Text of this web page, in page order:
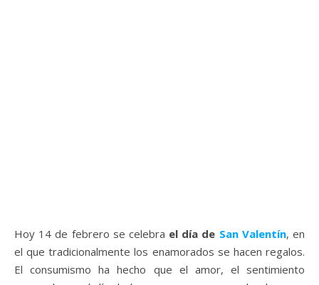
Hoy 14 de febrero se celebra el día de San Valentín, en
el que tradicionalmente los enamorados se hacen regalos.
El consumismo ha hecho que el amor, el sentimiento